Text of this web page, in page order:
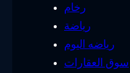
رخام
رياضة
رياضه اليوم
سوق العقارات